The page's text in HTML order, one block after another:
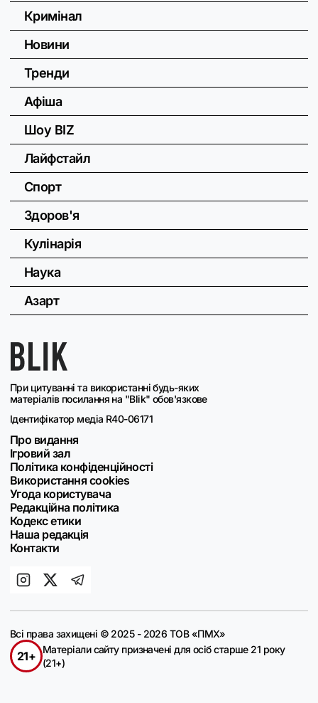
При цитуванні та використанні будь-яких
матеріалів посилання на "Blik" обов'язкове
Ідентифікатор медіа R40-06171
Про видання
Ігровий зал
Політика конфіденційності
Використання cookies
Угода користувача
Редакційна політика
Кодекс етики
Наша редакція
Контакти
Кримінал
Новини
Тренди
Афіша
Шоу BIZ
Лайфстайл
Спорт
Здоров'я
Кулінарія
Наука
Азарт
Всі права захищені © 2025 - 2026 ТОВ «ПМХ»
21+
Матеріали сайту призначені для осіб старше 21 року
(21+)